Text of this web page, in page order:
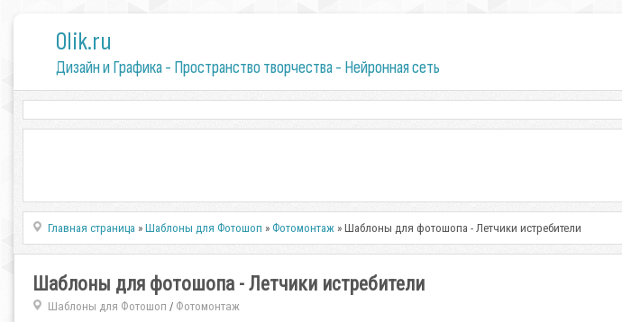
0lik.ru
Дизайн и Графика - Пространство творчества - Нейронная сеть
Главная страница »Шаблоны для Фотошоп » Фотомонтаж » Шаблоны для фотошопа - Летчики истребители
Шаблоны для фотошопа - Летчики истребители
Шаблоны для Фотошоп / Фотомонтаж